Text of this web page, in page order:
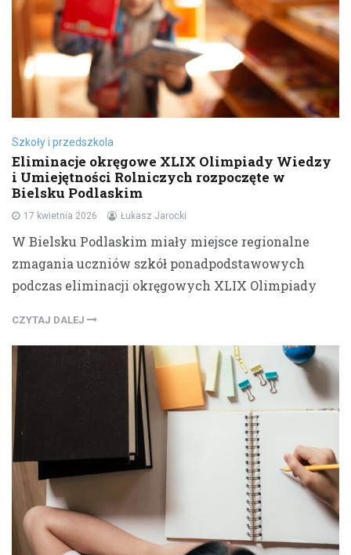
Szkoły i przedszkola
Eliminacje okręgowe XLIX Olimpiady Wiedzy
i Umiejętności Rolniczych rozpoczęte w
Bielsku Podlaskim
17 kwietnia 2026 Łukasz Jarocki
W Bielsku Podlaskim miały miejsce regionalne
zmagania uczniów szkół ponadpodstawowych
podczas eliminacji okręgowych XLIX Olimpiady
CZYTAJ DALEJ